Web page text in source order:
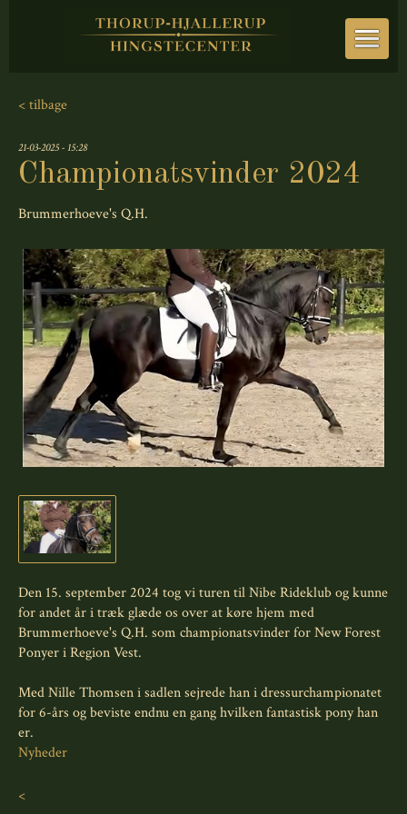
< tilbage
21-03-2025 - 15:28
Championatsvinder 2024
Brummerhoeve's Q.H.
Den 15. september 2024 tog vi turen til Nibe Rideklub og kunne
for andet år i træk glæde os over at køre hjem med
Brummerhoeve's Q.H. som championatsvinder for New Forest
Ponyer i Region Vest.
Med Nille Thomsen i sadlen sejrede han i dressurchampionatet
for 6-års og beviste endnu en gang hvilken fantastisk pony han
er.
Nyheder
<